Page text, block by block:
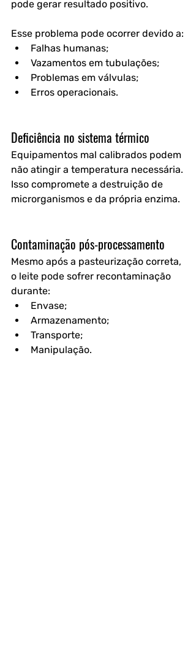
pode gerar resultado positivo.
Esse problema pode ocorrer devido a:
Falhas humanas;
Vazamentos em tubulações;
Problemas em válvulas;
Erros operacionais.
Deficiência no sistema térmico
Equipamentos mal calibrados podem
não atingir a temperatura necessária.
Isso compromete a destruição de
microrganismos e da própria enzima.
Contaminação pós-processamento
Mesmo após a pasteurização correta,
o leite pode sofrer recontaminação
durante:
Envase;
Armazenamento;
Transporte;
Manipulação.